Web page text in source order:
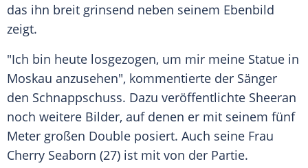
das ihn breit grinsend neben seinem Ebenbild
zeigt.
"Ich bin heute losgezogen, um mir meine Statue in
Moskau anzusehen", kommentierte der Sänger
den Schnappschuss. Dazu veröffentlichte Sheeran
noch weitere Bilder, auf denen er mit seinem fünf
Meter großen Double posiert. Auch seine Frau
Cherry Seaborn (27) ist mit von der Partie.